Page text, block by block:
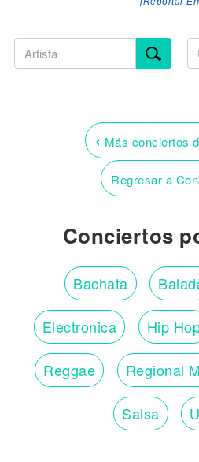
‹ Más conciertos
Regresar a
Conciertos
Bachata
Electronica Hip
Reggae Regional
Salsa